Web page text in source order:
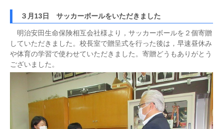
３月13日 サッカーボールをいただきました
明治安田生命保険相互会社様より，サッカーボールを２個寄贈
していただきました。校長室で贈呈式を行った後は，早速昼休み
や体育の学習で使わせていただきました。寄贈どうもありがとう
ございました。